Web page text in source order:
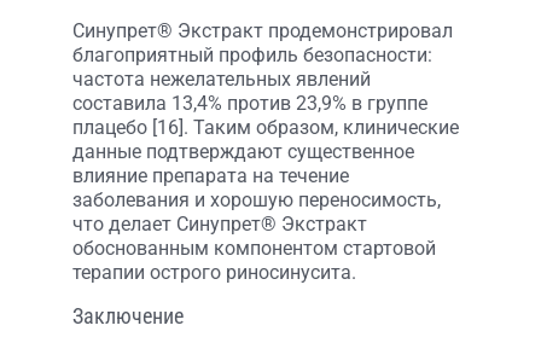
Синупрет® Экстракт продемонстрировал
благоприятный профиль безопасности:
частота нежелательных явлений
составила 13,4% против 23,9% в группе
плацебо [16]. Таким образом, клинические
данные подтверждают существенное
влияние препарата на течение
заболевания и хорошую переносимость,
что делает Синупрет® Экстракт
обоснованным компонентом стартовой
терапии острого риносинусита.
Заключение